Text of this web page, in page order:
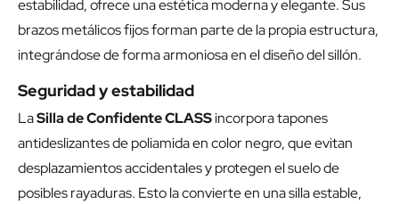
estabilidad, ofrece una estética moderna y elegante. Sus
brazos metálicos fijos forman parte de la propia estructura,
integrándose de forma armoniosa en el diseño del sillón.
Seguridad y estabilidad
LaSilla de Confidente CLASSincorpora tapones
antideslizantes de poliamida en color negro, que evitan
desplazamientos accidentales y protegen el suelo de
posibles rayaduras. Esto la convierte en una silla estable,